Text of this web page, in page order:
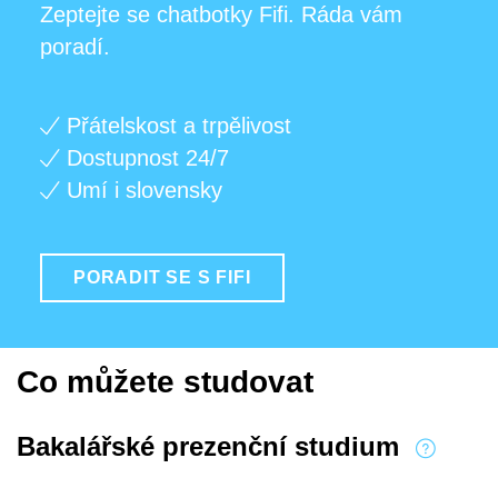
Zeptejte se chatbotky Fifi. Ráda vám
poradí.
Přátelskost a trpělivost
Dostupnost 24/7
Umí i slovensky
PORADIT SE S FIFI
Co můžete studovat
Bakalářské prezenční studium